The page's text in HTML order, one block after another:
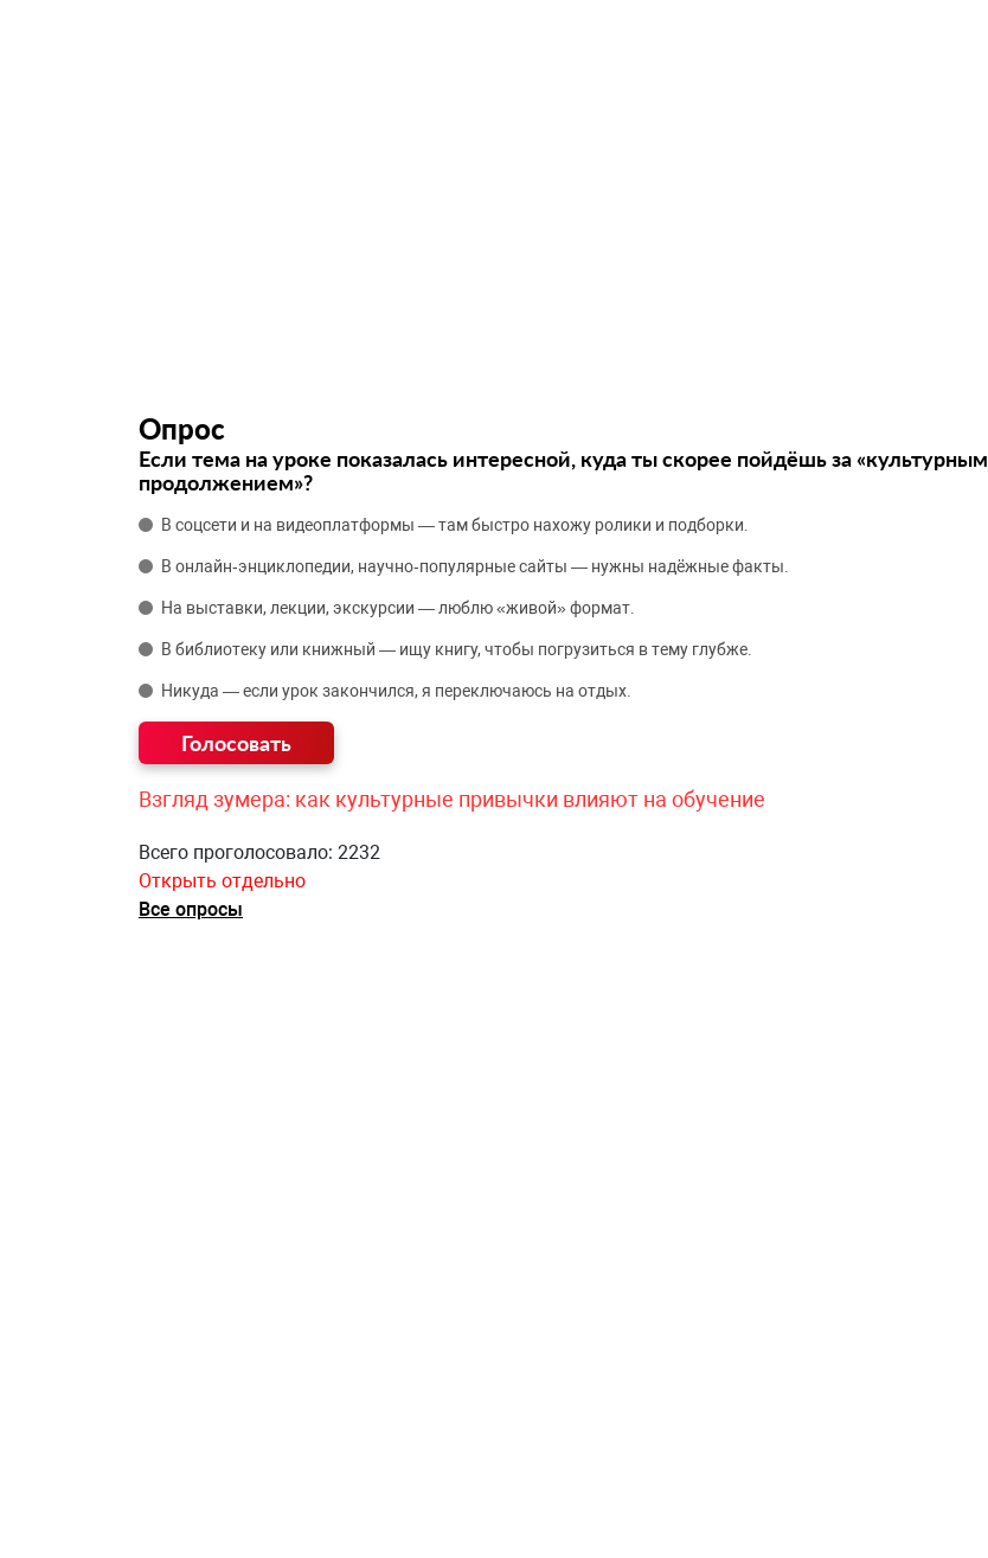
Опрос
Если тема на уроке показалась интересной, куда ты скорее пойдёшь за «культурным
продолжением»?
В соцсети и на видеоплатформы — там быстро нахожу ролики и подборки.
В онлайн‑энциклопедии, научно‑популярные сайты — нужны надёжные факты.
На выставки, лекции, экскурсии — люблю «живой» формат.
В библиотеку или книжный — ищу книгу, чтобы погрузиться в тему глубже.
Никуда — если урок закончился, я переключаюсь на отдых.
Взгляд зумера: как культурные привычки влияют на обучение
Всего проголосовало: 2232
Открыть отдельно
Все опросы